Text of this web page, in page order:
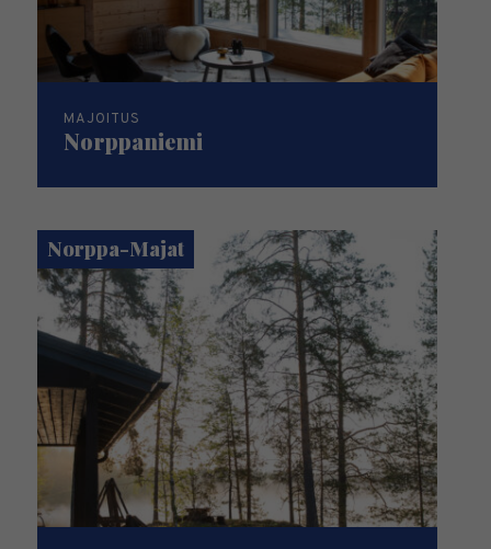
MAJOITUS
Norppaniemi
Norppa-Majat